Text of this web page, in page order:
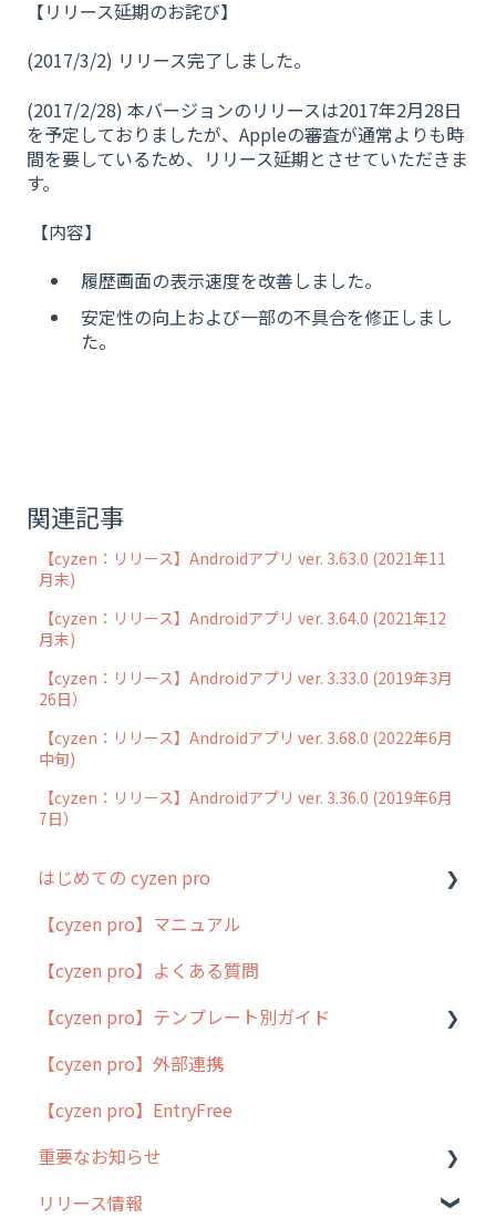
【リリース延期のお詫び】
(2017/3/2) リリース完了しました。
(2017/2/28) 本バージョンのリリースは2017年2月28日
を予定しておりましたが、Appleの審査が通常よりも時
間を要しているため、リリース延期とさせていただきま
す。
【内容】
履歴画面の表示速度を改善しました。
安定性の向上および一部の不具合を修正しまし
た。
関連記事
【cyzen：リリース】Androidアプリ ver. 3.63.0 (2021年11
月末)
【cyzen：リリース】Androidアプリ ver. 3.64.0 (2021年12
月末)
【cyzen：リリース】Androidアプリ ver. 3.33.0 (2019年3月
26日）
【cyzen：リリース】Androidアプリ ver. 3.68.0 (2022年6月
中旬)
【cyzen：リリース】Androidアプリ ver. 3.36.0 (2019年6月
7日）
はじめての cyzen pro
cyzen pro とは？
簡易マニュアル
cyzen proの位置情報取得について
用語集
よくある質問
【cyzen pro】マニュアル
【cyzen pro】よくある質問
【cyzen pro】テンプレート別ガイド
ポスティング
ラウンダー
メンテナンス
外廻り営業
【cyzen pro】外部連携
【cyzen pro】EntryFree
重要なお知らせ
過去の重要なお知らせ
リリース情報